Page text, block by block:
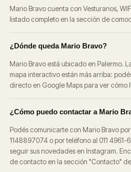
Mario Bravo cuenta con Vesturarios,
listado completo en la sección de
¿Dónde queda Mario Bravo?
Mario Bravo está ubicado en Palermo.
mapa interactivo están más arriba:
directo en Google Maps para ver cómo
¿Cómo puedo contactar a Mario
Podés comunicarte con Mario Bravo
1148897074 o por teléfono al 011 4961-
seguir sus novedades en Instagram.
de contacto en la sección "Contacto"